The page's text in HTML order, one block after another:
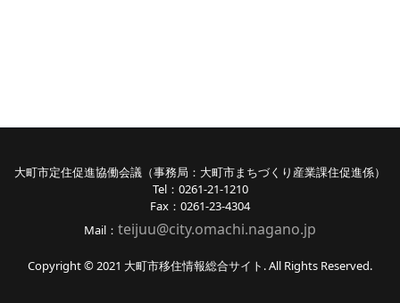
大町市定住促進協働会議（事務局：大町市まちづくり産業課住促進係）
Tel：0261-21-1210
Fax：0261-23-4304
Mail： teijuu@city.omachi.nagano.jp
Copyright © 2021 大町市移住情報総合サイト. All Rights Reserved.